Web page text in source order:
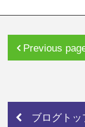
Previous
ブログトッ